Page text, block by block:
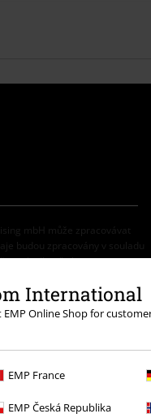
International
EMP Online Shop for
EMP France
EMP Česká Republika
mbH může zpracovávat
budou zpracovány v souladu
odkaz/link.
Po vložení a potvrzení kódu
vstupenky, dárkové
Fischfilet, Broilers, Böhse